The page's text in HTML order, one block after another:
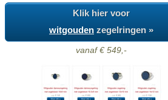
Klik hier voor
witgouden zegelringen »
vanaf € 549,-